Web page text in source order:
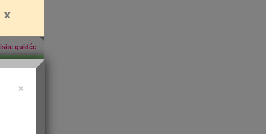
guidée
inscrites
×